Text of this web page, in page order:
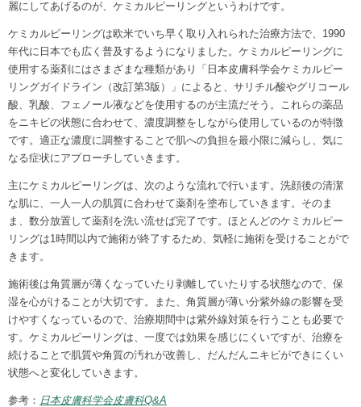
麗にしてあげるのが、ケミカルピーリングというわけです。
ケミカルピーリングは欧米でいち早く取り入れられた治療方法で、1990
年代に日本でも広く普及するようになりました。ケミカルピーリングに
使用する薬剤にはさまざまな種類があり「日本皮膚科学会ケミカルピー
リングガイドライン（改訂第3版）」によると、サリチル酸やグリコール
酸、乳酸、フェノール液などを使用するのが主流だそう。これらの薬品
をニキビの状態に合わせて、濃度調整をしながら使用しているのが特徴
です。適正な濃度に調整することで肌への負担を最小限に減らし、気に
なる症状にアプローチしていきます。
主にケミカルピーリングは、次のような流れで行います。洗顔後の清潔
な肌に、一人一人の肌質に合わせて薬剤を塗布していきます。そのま
ま、数分放置して薬剤を洗い流せば完了です。ほとんどのケミカルピー
リングは1時間以内で施術が終了するため、気軽に施術を受けることがで
きます。
施術後は角質層が薄くなっていたり剥離していたりする状態なので、保
湿を心がけることが大切です。また、角質層が薄い分紫外線の影響を受
けやすくなっているので、治療期間中は紫外線対策を行うことも必要で
す。ケミカルピーリングは、一度では効果を感じにくいですが、治療を
続けることで肌質や角質の汚れが改善し、だんだんニキビができにくい
状態へと変化していきます。
参考： 日本皮膚科学会皮膚科Q&A